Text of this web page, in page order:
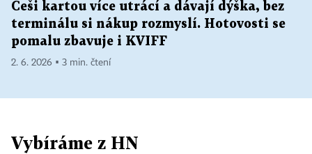
Češi kartou více utrácí a dávají dýška, bez
terminálu si nákup rozmyslí. Hotovosti se
pomalu zbavuje i KVIFF
2. 6. 2026 ▪ 3 min. čtení
Vybíráme z HN